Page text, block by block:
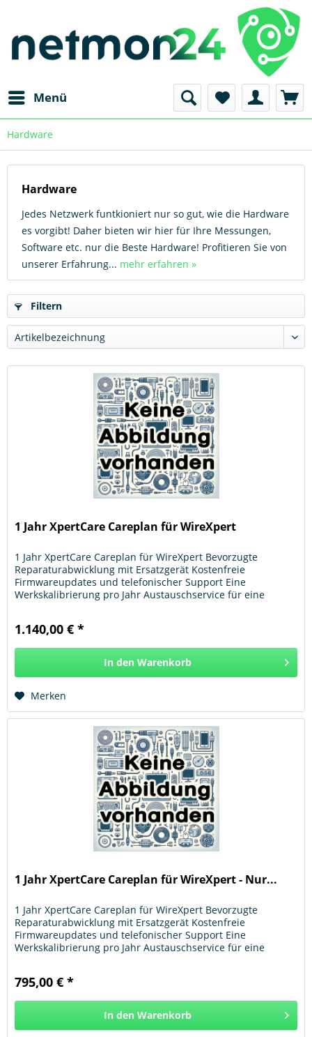
Menü
Hardware
Hardware
Jedes Netzwerk funtkioniert nur so gut, wie die Hardware
es vorgibt! Daher bieten wir hier für Ihre Messungen,
Software etc. nur die Beste Hardware! Profitieren Sie von
unserer Erfahrung... mehr erfahren »
Filtern
1 Jahr XpertCare Careplan für WireXpert
1 Jahr XpertCare Careplan für WireXpert Bevorzugte
Reparaturabwicklung mit Ersatzgerät Kostenfreie
Firmwareupdates und telefonischer Support Eine
Werkskalibrierung pro Jahr Austauschservice für eine
1.140,00 € *
In den Warenkorb
Merken
1 Jahr XpertCare Careplan für WireXpert - Nur...
1 Jahr XpertCare Careplan für WireXpert Bevorzugte
Reparaturabwicklung mit Ersatzgerät Kostenfreie
Firmwareupdates und telefonischer Support Eine
Werkskalibrierung pro Jahr Austauschservice für eine
795,00 € *
In den Warenkorb